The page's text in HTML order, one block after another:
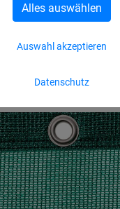
Datenschutz
Auswahl akzeptieren
Alles auswählen